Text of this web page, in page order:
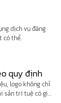
dịch vụ đăng
có thể.
quy định
logo không chỉ
sản trí tuệ có giá